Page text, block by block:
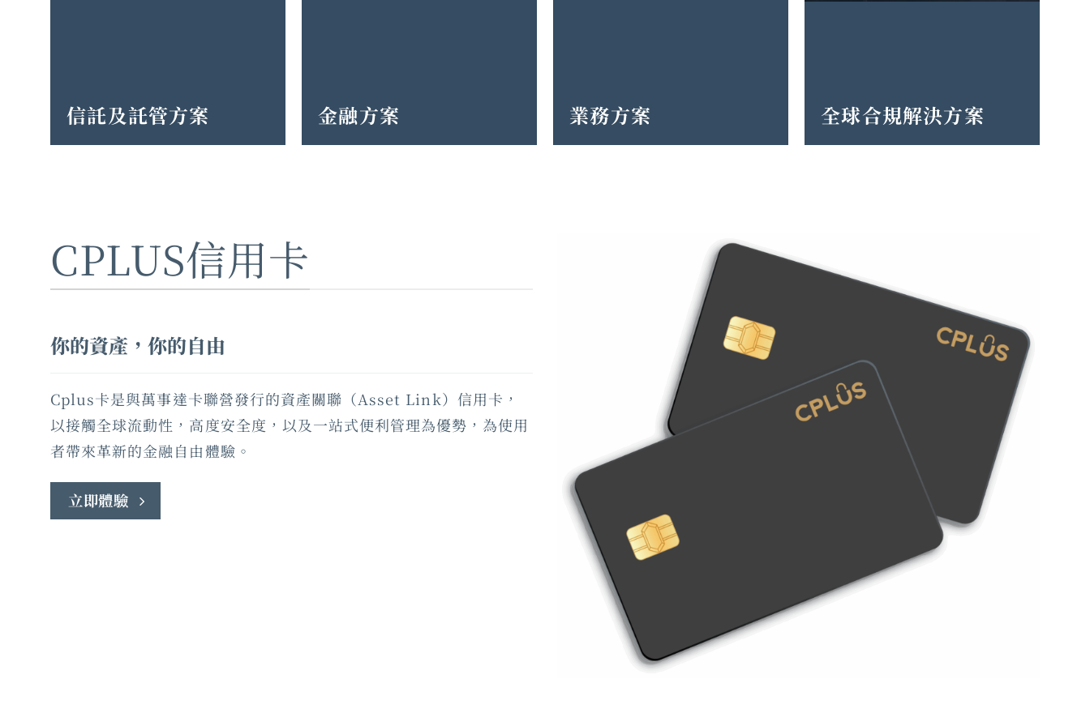
信託及託管方案 金融方案 業務方案 全球合規解決方案
CPLUS信用卡
你的資產，你的自由
Cplus卡是與萬事達卡聯營發行的資產關聯（Asset Link）信用卡，
以接觸全球流動性，高度安全度，以及一站式便利管理為優勢，為使用
者帶來革新的金融自由體驗。
立即體驗